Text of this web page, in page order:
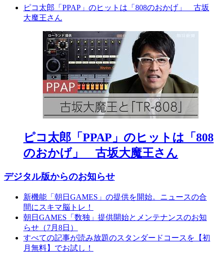
ピコ太郎「PPAP」のヒットは「808のおかげ」 古坂
大魔王さん
ピコ太郎「PPAP」のヒットは「808
のおかげ」 古坂大魔王さん
デジタル版からのお知らせ
新機能「朝日GAMES」の提供を開始。ニュースの合
間にスキマ脳トレ！
朝日GAMES「数独」提供開始とメンテナンスのお知
らせ（7月8日）
すべての記事が読み放題のスタンダードコースを【初
月無料】でお試し！